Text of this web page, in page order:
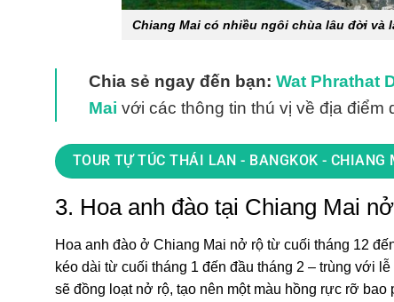
Chiang Mai có nhiều ngôi chùa lâu đời và
Chia sẻ ngay đến bạn: Wat Phrathat
Mai với các thông tin thú vị về địa điểm
TOUR TỰ TÚC THÁI LAN - BANGKOK - CHIANG
3. Hoa anh đào tại Chiang Mai
Hoa anh đào ở Chiang Mai nở rộ từ cuối tháng 12
kéo dài từ cuối tháng 1 đến đầu tháng 2 – trùng với
sẽ đồng loạt nở rộ, tạo nên một màu hồng rực rỡ